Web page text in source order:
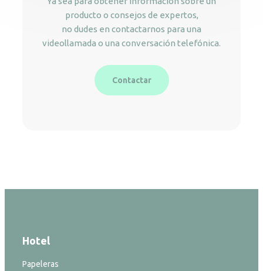
producto o consejos de expertos,
no dudes en contactarnos para una
videollamada o una conversación telefónica.
Contactar
Hotel
Papeleras